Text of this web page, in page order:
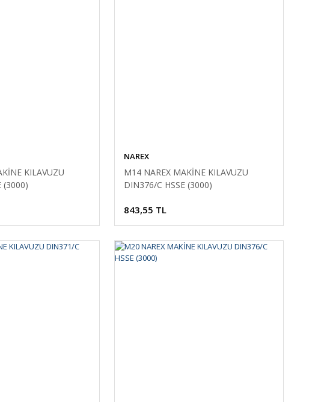
KILAVUZU
(3000)
NAREX
M14 NAREX MAKİNE KILAVUZU
DIN376/C HSSE (3000)
843,55 TL